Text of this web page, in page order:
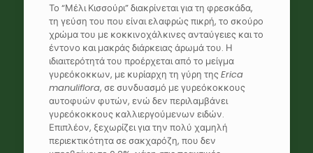
Το “Μέλι Κισσούρι” διακρίνεται για τη φρεσκάδα,
τη γεύση του που είναι ελαφρώς πικρή, το σκούρο
χρώμα του με κοκκινοχάλκινες ανταύγειες και το
έντονο και μακράς διάρκειας άρωμά του. Η
ιδιαιτερότητά του προέρχεται από το μείγμα
γυρεόκοκκων, με κυρίαρχη τη γύρη τηςErica
manuliflora, σε συνδυασμό με γυρεόκοκκους
αυτοφυών φυτών, ενώ δεν περιλαμβάνει
γυρεόκοκκους καλλιεργούμενων ειδών.
Επιπλέον, ξεχωρίζει για την πολύ χαμηλή
περιεκτικότητα σε σακχαρόζη, που δεν